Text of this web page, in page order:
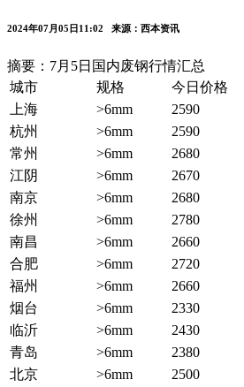
2024年07月05日11:02 来源：西本资讯
摘要：7月5日国内废钢行情汇总
城市
规格 今日价格
上海
>6mm 2590
杭州
>6mm 2590
常州
>6mm 2680
江阴
>6mm 2670
南京
>6mm 2680
徐州
>6mm 2780
南昌
>6mm 2660
合肥
>6mm 2720
福州
>6mm 2660
烟台
>6mm 2330
临沂
>6mm 2430
青岛
>6mm 2380
北京
>6mm 2500